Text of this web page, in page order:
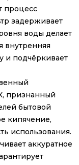
процесс
задерживает
воды делает
внутренняя
и подчёркивает
признанный
бытовой
кипячение,
использования.
аккуратное